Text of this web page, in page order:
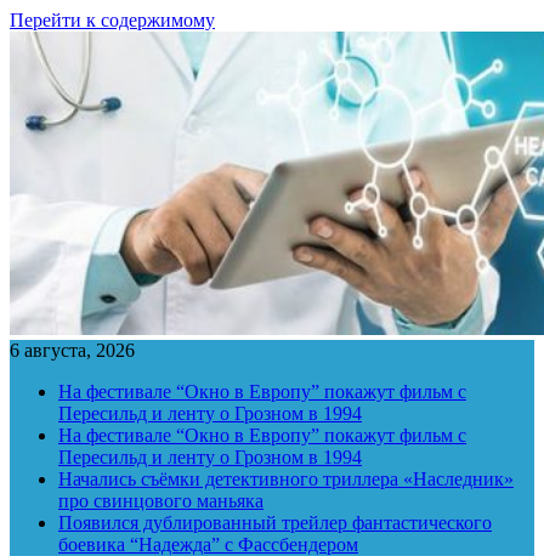
Перейти к содержимому
6 августа, 2026
На фестивале “Окно в Европу” покажут фильм с
Пересильд и ленту о Грозном в 1994
На фестивале “Окно в Европу” покажут фильм с
Пересильд и ленту о Грозном в 1994
Начались съёмки детективного триллера «Наследник»
про свинцового маньяка
Появился дублированный трейлер фантастического
боевика “Надежда” с Фассбендером